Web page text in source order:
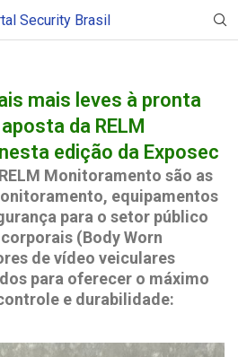
mais leves à pronta
da RELM
edição da Exposec
Monitoramento são as
equipamentos
para o setor público
(Body Worn
de vídeo veiculares
para oferecer o máximo
e durabilidade: